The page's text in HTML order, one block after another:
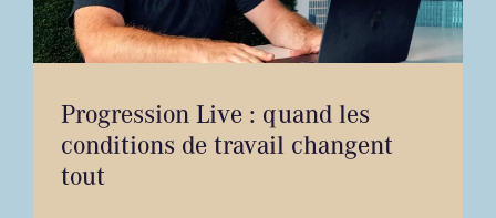
Progression Live : quand les
conditions de travail changent
tout